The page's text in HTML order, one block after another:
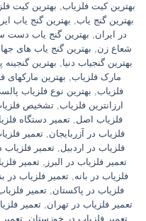
بهترین کیت فلزیاب, بهترین کیت
بهترین گنج یاب, بهترین گنج یاب
در ایران, بهترین گنج یاب دست
شعاع زن, بهترین گنج یاب های
بهترین گنجیاب دنیا, بهترین گنجینه
مارک فلزیاب, بهترین مارکهای
فلزیاب, بهترین نوع فلزیاب
ارزانترین فلزیاب,تشخیص
فلزیاب اصل,تعمیر دستگاه
فلزیاب در آزربایجان,تعمیر
فلزیاب در اردبیل,تعمیر
تعمیر فلزیاب در البرز , تعمیر
فلزیاب در بانه,تعمیر فلزیاب در
فلزیاب در پاکستان, تعمیر
تعمیر فلزیاب در تهران, تعمیر
تعمیر فلزیاب در خوزستان,